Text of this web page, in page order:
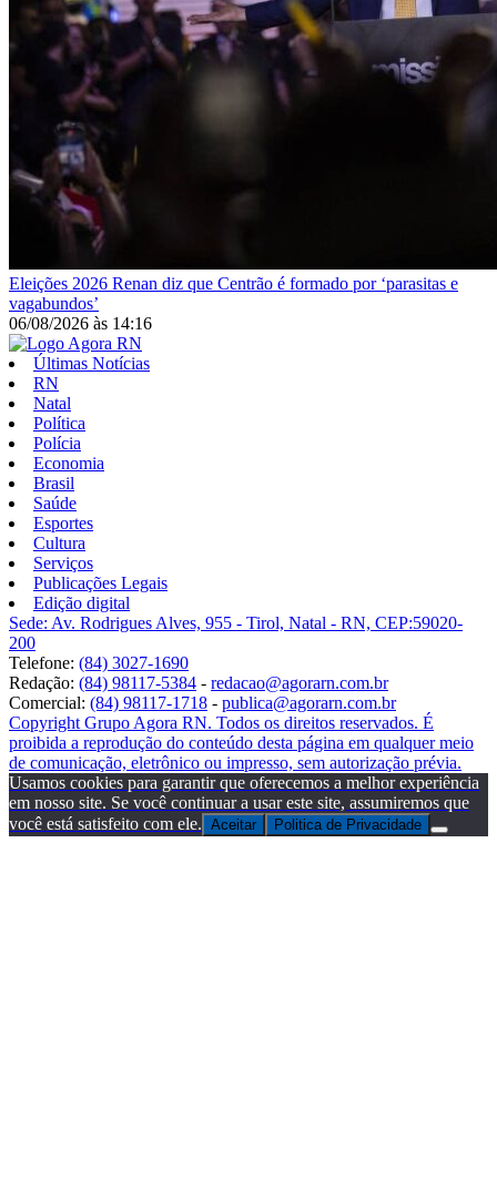
Eleições 2026 Renan diz que Centrão é formado por ‘parasitas e
vagabundos’
06/08/2026 às 14:16
Últimas Notícias
RN
Natal
Política
Polícia
Economia
Brasil
Saúde
Esportes
Cultura
Serviços
Publicações Legais
Edição digital
Sede: Av. Rodrigues Alves, 955 - Tirol, Natal - RN, CEP:59020-
200
Telefone: (84) 3027-1690
Redação: (84) 98117-5384 - redacao@agorarn.com.br
Comercial: (84) 98117-1718 - publica@agorarn.com.br
Copyright Grupo Agora RN. Todos os direitos reservados. É
proibida a reprodução do conteúdo desta página em qualquer meio
de comunicação, eletrônico ou impresso, sem autorização prévia.
Usamos cookies para garantir que oferecemos a melhor experiência
em nosso site. Se você continuar a usar este site, assumiremos que
você está satisfeito com ele. Aceitar Politica de Privacidade